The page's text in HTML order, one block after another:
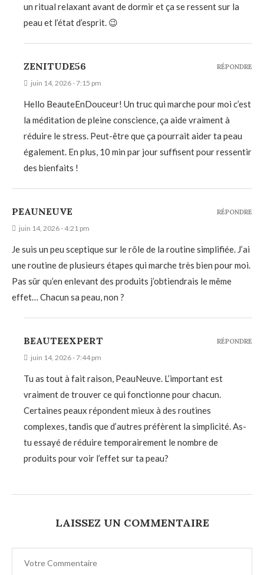
un ritual relaxant avant de dormir et ça se ressent sur la
peau et l’état d’esprit. 😉
ZENITUDE56
juin 14, 2026 - 7:15 pm
Hello BeauteEnDouceur! Un truc qui marche pour moi c’est
la méditation de pleine conscience, ça aide vraiment à
réduire le stress. Peut-être que ça pourrait aider ta peau
également. En plus, 10 min par jour suffisent pour ressentir
des bienfaits !
RÉPONDRE
PEAUNEUVE
juin 14, 2026 - 4:21 pm
Je suis un peu sceptique sur le rôle de la routine simplifiée. J’ai
une routine de plusieurs étapes qui marche très bien pour moi.
Pas sûr qu’en enlevant des produits j’obtiendrais le même
effet… Chacun sa peau, non ?
RÉPONDRE
BEAUTEEXPERT
juin 14, 2026 - 7:44 pm
Tu as tout à fait raison, PeauNeuve. L’important est
vraiment de trouver ce qui fonctionne pour chacun.
Certaines peaux répondent mieux à des routines
complexes, tandis que d’autres préfèrent la simplicité. As-
tu essayé de réduire temporairement le nombre de
produits pour voir l’effet sur ta peau?
RÉPONDRE
LAISSEZ UN COMMENTAIRE